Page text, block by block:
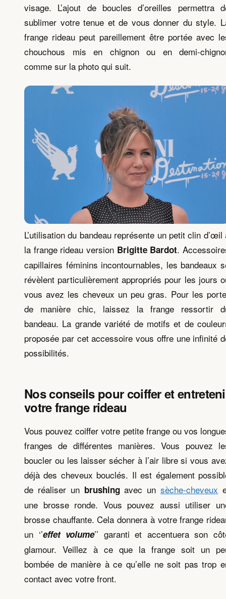
visage. L’ajout de boucles d’oreilles permettra
sublimer votre tenue et de vous donner du style.
frange rideau peut pareillement être portée avec
chouchous mis en chignon ou en demi-
comme sur la photo qui suit.
L’utilisation du bandeau représente un petit clin d’œil
la frange rideau version Brigitte Bardot.
capillaires féminins incontournables, les bandeaux
révèlent particulièrement appropriés pour les jours
vous avez les cheveux un peu gras. Pour les
de manière chic, laissez la frange ressortir
bandeau. La grande variété de motifs et de
proposée par cet accessoire vous offre une infinité
possibilités.
Nos conseils pour coiffer et
votre frange rideau
Vous pouvez coiffer votre petite frange ou vos
franges de différentes manières. Vous pouvez
boucler ou les laisser sécher à l’air libre si vous
déjà des cheveux bouclés. Il est également
de réaliser un brushingavec unsèche-cheveux
une brosse ronde. Vous pouvez aussi utiliser
brosse chauffante. Cela donnera à votre frange
un ‘’effet volume’’ garanti et accentuera son
glamour. Veillez à ce que la frange soit un
bombée de manière à ce qu’elle ne soit pas trop
contact avec votre front.